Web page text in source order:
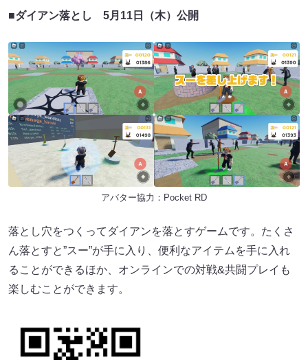
■ダイアン落とし 5月11日（木）公開
アバター協力：Pocket RD
落とし穴をつくってダイアンを落とすゲームです。たくさ
ん落とすと”スー”が手に入り、便利なアイテムを手に入れ
ることができるほか、オンラインでの対戦&共闘プレイも
楽しむことができます。